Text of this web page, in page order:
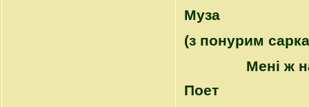
Муза
(з понурим
Мені ж
Поет